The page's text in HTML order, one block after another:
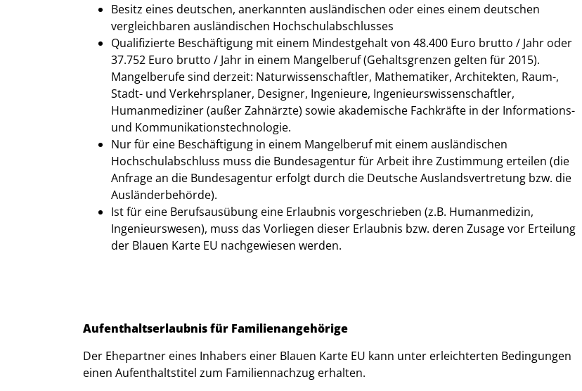
Besitz eines deutschen, anerkannten ausländischen oder eines einem deutschen
vergleichbaren ausländischen Hochschulabschlusses
Qualifizierte Beschäftigung mit einem Mindestgehalt von 48.400 Euro brutto / Jahr oder
37.752 Euro brutto / Jahr in einem Mangelberuf (Gehaltsgrenzen gelten für 2015).
Mangelberufe sind derzeit: Naturwissenschaftler, Mathematiker, Architekten, Raum-,
Stadt- und Verkehrsplaner, Designer, Ingenieure, Ingenieurswissenschaftler,
Humanmediziner (außer Zahnärzte) sowie akademische Fachkräfte in der Informations-
und Kommunikationstechnologie.
Nur für eine Beschäftigung in einem Mangelberuf mit einem ausländischen
Hochschulabschluss muss die Bundesagentur für Arbeit ihre Zustimmung erteilen (die
Anfrage an die Bundesagentur erfolgt durch die Deutsche Auslandsvertretung bzw. die
Ausländerbehörde).
Ist für eine Berufsausübung eine Erlaubnis vorgeschrieben (z.B. Humanmedizin,
Ingenieurswesen), muss das Vorliegen dieser Erlaubnis bzw. deren Zusage vor Erteilung
der Blauen Karte EU nachgewiesen werden.
Aufenthaltserlaubnis für Familienangehörige
Der Ehepartner eines Inhabers einer Blauen Karte EU kann unter erleichterten Bedingungen
einen Aufenthaltstitel zum Familiennachzug erhalten.